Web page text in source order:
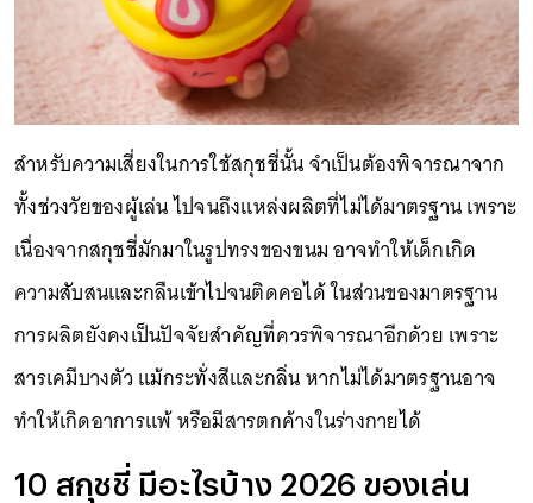
สำหรับความเสี่ยงในการใช้สกุชชี่นั้น จำเป็นต้องพิจารณาจาก
ทั้งช่วงวัยของผู้เล่น ไปจนถึงแหล่งผลิตที่ไม่ได้มาตรฐาน เพราะ
เนื่องจากสกุชชี่มักมาในรูปทรงของขนม อาจทำให้เด็กเกิด
ความสับสนและกลืนเข้าไปจนติดคอได้ ในส่วนของมาตรฐาน
การผลิตยังคงเป็นปัจจัยสำคัญที่ควรพิจารณาอีกด้วย เพราะ
สารเคมีบางตัว แม้กระทั่งสีและกลิ่น หากไม่ได้มาตรฐานอาจ
ทำให้เกิดอาการแพ้ หรือมีสารตกค้างในร่างกายได้
10 สกุชชี่ มีอะไรบ้าง 2026 ของเล่น